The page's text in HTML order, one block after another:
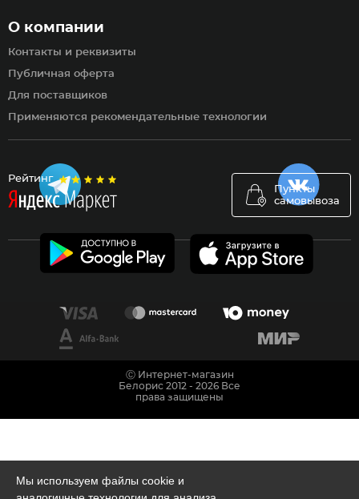
Рейтинг
Пункты
самовывоза
О компании
Контакты и реквизиты
Публичная оферта
Для поставщиков
Применяются рекомендательные технологии
Мы используем файлы cookie и
Ⓒ Интернет-магазин
Белорис 2012 - 2026 Все
права защищены